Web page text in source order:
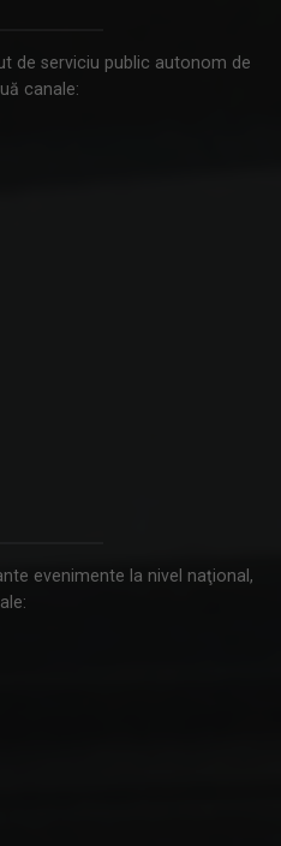
de colecție, din 1979
de serviciu public autonom de
canale:
evenimente la nivel naţional,